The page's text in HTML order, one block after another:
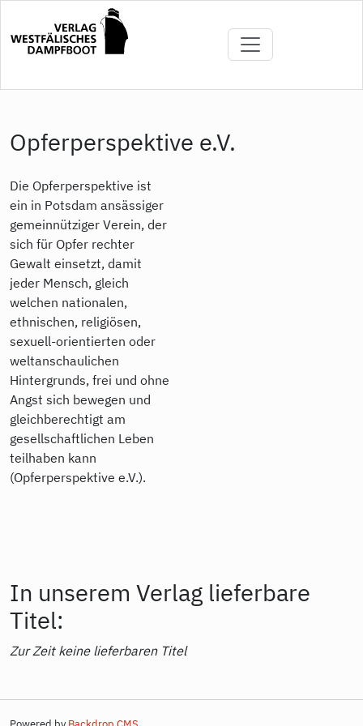
Inhalt
Opferperspektive e.V.
Die Opferperspektive ist
ein in Potsdam ansässiger
gemeinnütziger Verein, der
sich für Opfer rechter
Gewalt einsetzt, damit
jeder Mensch, gleich
welchen nationalen,
ethnischen, religiösen,
sexuell-orientierten oder
weltanschaulichen
Hintergrunds, frei und ohne
Angst sich bewegen und
gleichberechtigt am
gesellschaftlichen Leben
teilhaben kann
(Opferperspektive e.V.).
In unserem Verlag lieferbare
Titel:
Zur Zeit keine lieferbaren Titel